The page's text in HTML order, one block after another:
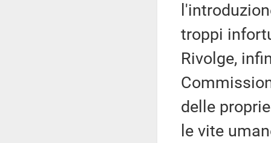
troppi
Rivolge,
delle
le vite